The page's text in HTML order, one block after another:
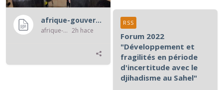
afrique-gouvernance-rss
afrique-gouvernance-rss 2h hace
Forum 2022
"Développement et
fragilités en période
d'incertitude avec le
djihadisme au Sahel"
RSS